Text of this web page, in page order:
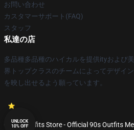
お問い合わせ
カスタマーサポート(FAQ)
スタッフ
私達の店
多品種多品種のハイカルを提供ityおよび
界トップクラスのチームによってデザイ
を映し出せるよう願っています。
© 90s Outfits Store - Official 90s Outfits
UNLOCK
10% OFF